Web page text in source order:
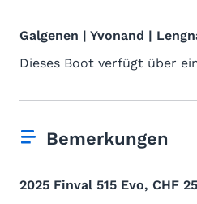
Galgenen | Yvonand |
Dieses Boot verfügt über
Bemerkungen
2025 Finval 515 Evo, CHF